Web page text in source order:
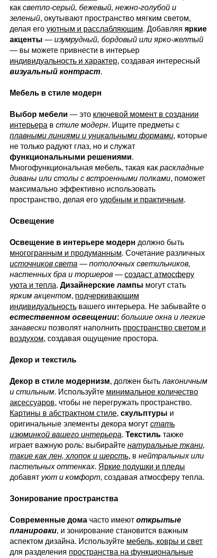
как светло-серый, бежевый, нежно-голубой и
зеленый, окутывают пространство мягким светом,
делая его уютным и расслабляющим. Добавляя яркие
акценты — изумрудный, бордовый или ярко-желтый
— вы можете привнести в интерьер
индивидуальность и характер, создавая интересный
визуальный контраст.
Мебель в стиле модерн
Выбор мебели — это ключевой момент в создании
интерьера в стиле модерн. Ищите предметы с
плавными линиями и уникальными формами, которые
не только радуют глаз, но и служат
функциональными решениями.
Многофункциональная мебель, такая как раскладные
диваны или столы с встроенными полками, поможет
максимально эффективно использовать
пространство, делая его удобным и практичным.
Освещение
Освещение в интерьере модерн должно быть
многогранным и продуманным. Сочетание различных
источников света — потолочных светильников,
настенных бра и торшеров — создаст атмосферу
уюта и тепла. Дизайнерские лампы могут стать
ярким акцентом, подчеркивающим
индивидуальность вашего интерьера. Не забывайте о
естественном освещении: большие окна и легкие
занавески позволят наполнить пространство светом и
воздухом, создавая ощущение простора.
Декор и текстиль
Декор в стиле модернизм, должен быть лаконичным
и стильным. Используйте минимальное количество
аксессуаров, чтобы не перегружать пространство.
Картины в абстрактном стиле, скульптуры и
оригинальные элементы декора могут стать
изюминкой вашего интерьера. Текстиль также
играет важную роль: выбирайте натуральные ткани,
такие как лен, хлопок и шерсть, в нейтральных или
пастельных оттенках. Яркие подушки и пледы
добавят уют и комфорт, создавая атмосферу тепла.
Зонирование пространства
Современные дома часто имеют открытые
планировки, и зонирование становится важным
аспектом дизайна. Используйте мебель, ковры и свет
для разделения пространства на функциональные